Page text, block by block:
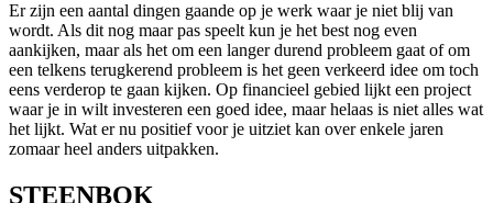
Er zijn een aantal dingen gaande op je werk waar je niet blij van
wordt. Als dit nog maar pas speelt kun je het best nog even
aankijken, maar als het om een langer durend probleem gaat of om
een telkens terugkerend probleem is het geen verkeerd idee om toch
eens verderop te gaan kijken. Op financieel gebied lijkt een project
waar je in wilt investeren een goed idee, maar helaas is niet alles wat
het lijkt. Wat er nu positief voor je uitziet kan over enkele jaren
zomaar heel anders uitpakken.
STEENBOK